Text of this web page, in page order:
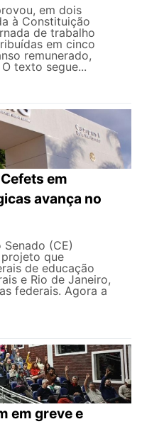
em dois
à Constituição
de trabalho
em cinco
remunerado,
texto segue...
em
avança no
(CE)
que
de educação
e Rio de Janeiro,
federais. Agora a
em greve e